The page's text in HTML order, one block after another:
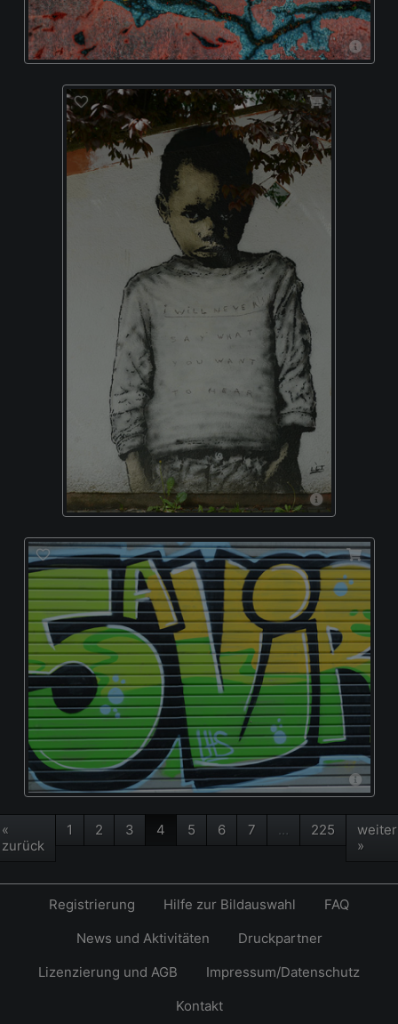
«
zurück
1 2 3 4 5 6 7 … 225
weiter
»
Registrierung Hilfe zur Bildauswahl
FAQ
News und Aktivitäten
Druckpartner
Lizenzierung und AGB
Impressum/Datenschutz
Kontakt